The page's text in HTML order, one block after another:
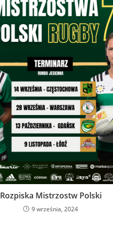
Rozpiska Mistrzostw Polski
9 września, 2024